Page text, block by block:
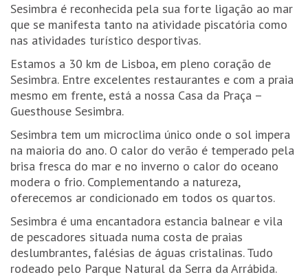
Sesimbra é reconhecida pela sua forte ligação ao mar
que se manifesta tanto na atividade piscatória como
nas atividades turístico desportivas.
Estamos a 30 km de Lisboa, em pleno coração de
Sesimbra. Entre excelentes restaurantes e com a praia
mesmo em frente, está a nossa Casa da Praça –
Guesthouse Sesimbra.
Sesimbra tem um microclima único onde o sol impera
na maioria do ano. O calor do verão é temperado pela
brisa fresca do mar e no inverno o calor do oceano
modera o frio. Complementando a natureza,
oferecemos ar condicionado em todos os quartos.
Sesimbra é uma encantadora estancia balnear e vila
de pescadores situada numa costa de praias
deslumbrantes, falésias de águas cristalinas. Tudo
rodeado pelo Parque Natural da Serra da Arrábida.